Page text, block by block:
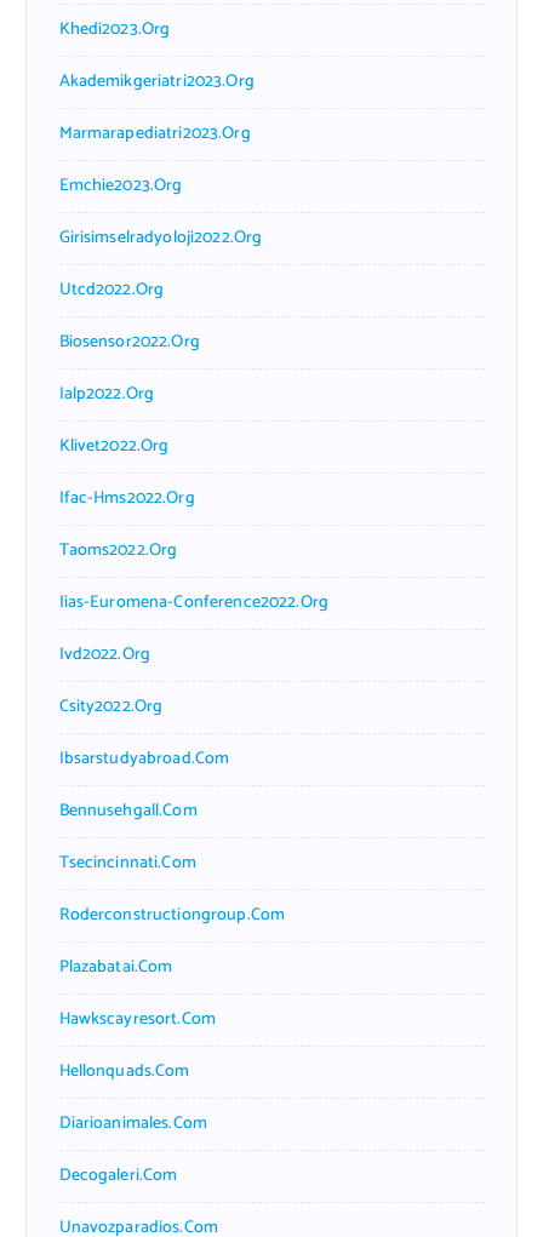
Khedi2023.org
Akademikgeriatri2023.org
Marmarapediatri2023.org
Emchie2023.org
Girisimselradyoloji2022.org
Utcd2022.org
Biosensor2022.org
Ialp2022.org
Klivet2022.org
Ifac-Hms2022.org
Taoms2022.org
Iias-Euromena-Conference2022.org
Ivd2022.org
Csity2022.org
Ibsarstudyabroad.com
Bennusehgall.com
Tsecincinnati.com
Roderconstructiongroup.com
Plazabatai.com
Hawkscayresort.com
Hellonquads.com
Diarioanimales.com
Decogaleri.com
Unavozparadios.com